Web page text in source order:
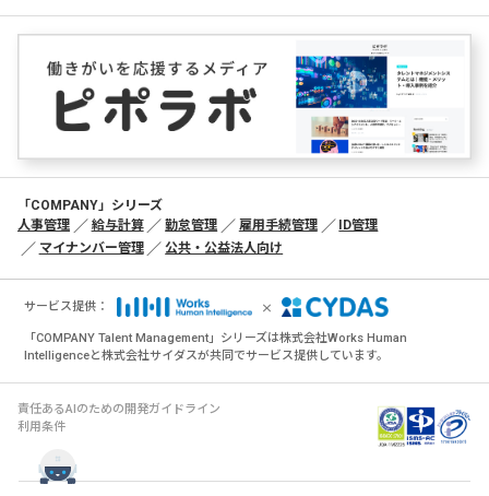
「COMPANY」シリーズ
人事管理
給与計算 勤怠管理 雇用手続管理
ID管理
マイナンバー管理
公共・公益法人向け
サービス提供： ×
「COMPANY Talent Management」シリーズは株式会社Works Human
Intelligenceと株式会社サイダスが共同でサービス提供しています。
責任あるAIのための開発ガイドライン
利用条件